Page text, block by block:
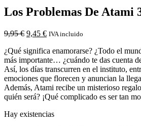
Los Problemas De Atami
9,95€ 9,45 € IVA incluido
¿Qué significa enamorarse? ¿Todo el
más importante… ¿cuándo te das cuenta
Así, los días transcurren en el instituto,
emociones que florecen y anuncian la
Además, Atami recibe un misterioso
quién será? ¡Qué complicado es ser tan
Hay existencias